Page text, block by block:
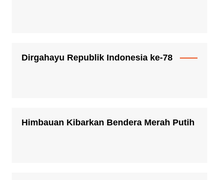
Dirgahayu Republik Indonesia ke-78
Himbauan Kibarkan Bendera Merah Putih